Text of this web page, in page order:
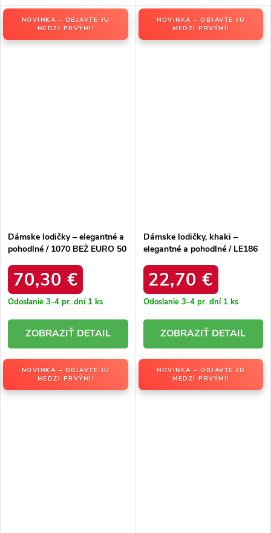
NOVINKA – OBJAVTE JU
MEDZI PRVÝMI!
Dámske lodičky – elegantné a
pohodlné / 1070 BEŻ EURO 50
70,30 €
Odoslanie 3-4 pr. dní 1 ks
DETAIL
NOVINKA – OBJAVTE JU
MEDZI PRVÝMI!
Dámske lodičky, khaki –
elegantné a pohodlné / LE186
22,70 €
Odoslanie 3-4 pr. dní 1 ks
DETAIL
NOVINKA – OBJAVTE JU
MEDZI PRVÝMI!
NOVINKA – OBJAVTE JU
MEDZI PRVÝMI!